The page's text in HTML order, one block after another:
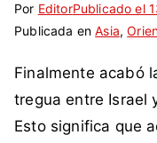
Por EditorPublicado el
Publicada enAsia,
E
t
q
u
e
S
i
c
o
m
Finalmente acabó
tregua entre Israel
Esto significa que